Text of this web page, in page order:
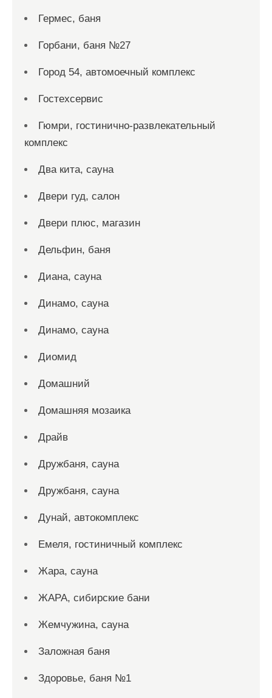
Гермес, баня
Горбани, баня №27
Город 54, автомоечный комплекс
Гостехсервис
Гюмри, гостинично-развлекательный
комплекс
Два кита, сауна
Двери гуд, салон
Двери плюс, магазин
Дельфин, баня
Диана, сауна
Динамо, сауна
Динамо, сауна
Диомид
Домашний
Домашняя мозаика
Драйв
Дружбаня, сауна
Дружбаня, сауна
Дунай, автокомплекс
Емеля, гостиничный комплекс
Жара, сауна
ЖАРА, сибирские бани
Жемчужина, сауна
Заложная баня
Здоровье, баня №1